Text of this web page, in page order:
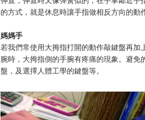
的方式，就是休息時讓手指做相反方向的動
媽媽手
若我們常使用大拇指打開的動作敲鍵盤再
腕時，大拇指側的手腕有疼痛的現象。避
盤，及選擇人體工學的鍵盤等。